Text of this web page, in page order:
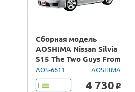
Сборная модель
AOSHIMA Nissan Silvia
S15 The Two Guys From
Tokyo, 1/24
AOS-6611 AOSHIMA
Т 4 730 o